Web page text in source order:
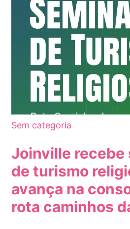
Sem categoria
Joinville recebe
de turismo
avança na
rota caminhos